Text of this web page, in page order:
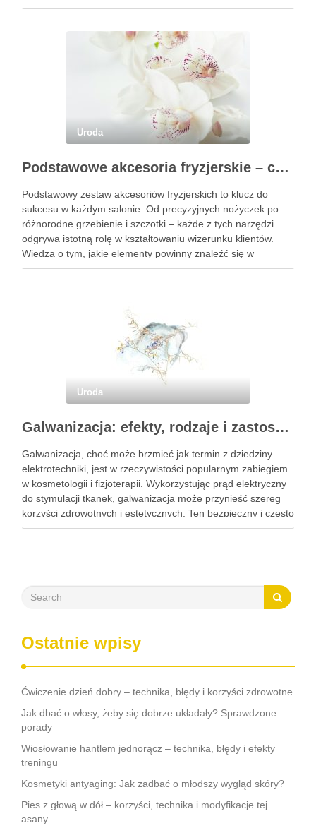
pojawiają się innowacyjne produkty, które obiecują nie tylko
Uroda
Podstawowe akcesoria fryzjerskie – co powinien mieć każdy fryzjer?
Podstawowy zestaw akcesoriów fryzjerskich to klucz do
sukcesu w każdym salonie. Od precyzyjnych nożyczek po
różnorodne grzebienie i szczotki – każde z tych narzędzi
odgrywa istotną rolę w kształtowaniu wizerunku klientów.
Wiedza o tym, jakie elementy powinny znaleźć się w
profesjonalnym wyposażeniu, jest niezbędna dla fryzjerów,
Uroda
Galwanizacja: efekty, rodzaje i zastosowanie w kosmetologii
Galwanizacja, choć może brzmieć jak termin z dziedziny
elektrotechniki, jest w rzeczywistości popularnym zabiegiem
w kosmetologii i fizjoterapii. Wykorzystując prąd elektryczny
do stymulacji tkanek, galwanizacja może przynieść szereg
korzyści zdrowotnych i estetycznych. Ten bezpieczny i często
nieodczuwalny zabieg może pomóc w poprawie krążenia,
Ostatnie wpisy
Ćwiczenie dzień dobry – technika, błędy i korzyści zdrowotne
Jak dbać o włosy, żeby się dobrze układały? Sprawdzone
porady
Wiosłowanie hantlem jednorącz – technika, błędy i efekty
treningu
Kosmetyki antyaging: Jak zadbać o młodszy wygląd skóry?
Pies z głową w dół – korzyści, technika i modyfikacje tej
asany